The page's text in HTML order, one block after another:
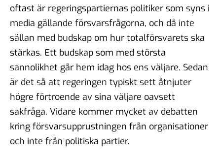
oftast är regeringspartiernas politiker som syns i
media gällande försvarsfrågorna, och då inte
sällan med budskap om hur totalförsvarets ska
stärkas. Ett budskap som med största
sannolikhet går hem idag hos ens väljare. Sedan
är det så att regeringen typiskt sett åtnjuter
högre förtroende av sina väljare oavsett
sakfråga. Vidare kommer mycket av debatten
kring försvarsupprustningen från organisationer
och inte från politiska partier.